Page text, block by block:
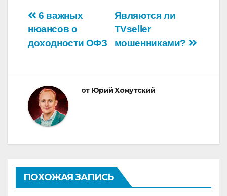
Навигация
по
Являются ли
TVseller
мошенниками?
6 важных
нюансов о
доходности ОФЗ
от Юрий Хомутский
ПОХОЖАЯ ЗАПИСЬ